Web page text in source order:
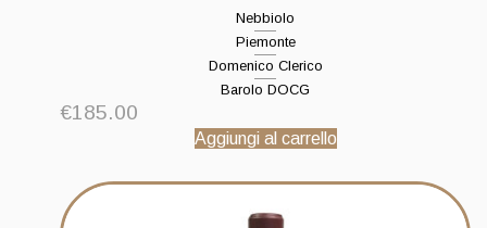
Nebbiolo
Piemonte
Domenico Clerico
Barolo DOCG
€185.00
Aggiungi al carrello